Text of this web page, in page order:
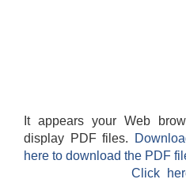
It appears your Web
display PDF files.
here to download the PDF
Click